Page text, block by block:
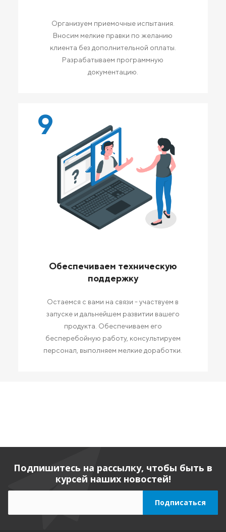
Организуем приемочные испытания.
Вносим мелкие правки по желанию
клиента без дополнительной оплаты.
Разрабатываем программную
документацию.
9
Обеспечиваем техническую
поддержку
Остаемся с вами на связи - участвуем в
запуске и дальнейшем развитии вашего
продукта. Обеспечиваем его
бесперебойную работу, консультируем
персонал, выполняем мелкие доработки.
Подпишитесь на рассылку, чтобы быть в
курсей наших новостей!